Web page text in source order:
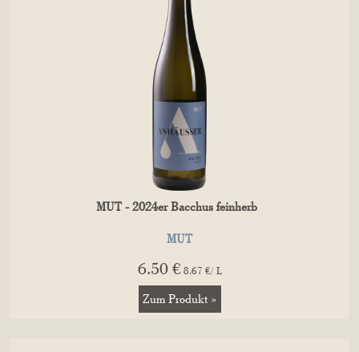
MUT - 2024er Bacchus feinherb
MUT
6.50 € 8.67 €/ L
Zum Produkt »